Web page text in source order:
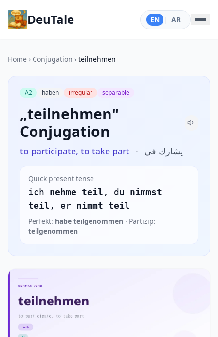
DeuTale EN | AR
Home › Conjugation › teilnehmen
A2 haben irregular separable
„teilnehmen"
Conjugation
to participate, to take part · يشارك في
Quick present tense
ich nehme teil , du nimmst
teil , er nimmt teil
Perfekt: habe teilgenommen · Partizip:
teilgenommen